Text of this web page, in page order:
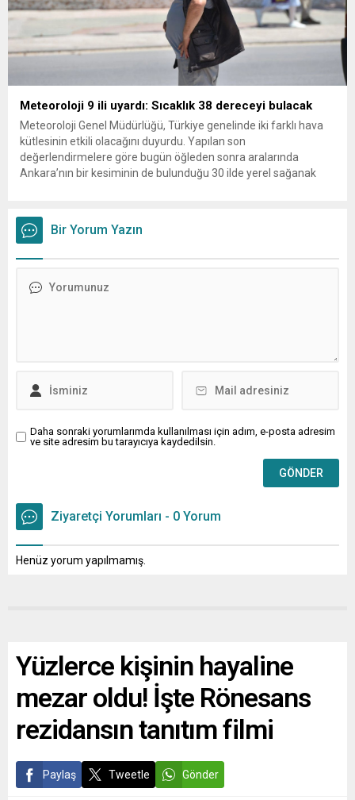
Meteoroloji 9 ili uyardı: Sıcaklık 38 dereceyi bulacak
Meteoroloji Genel Müdürlüğü, Türkiye genelinde iki farklı hava
kütlesinin etkili olacağını duyurdu. Yapılan son
değerlendirmelere göre bugün öğleden sonra aralarında
Ankara’nın bir kesiminin de bulunduğu 30 ilde yerel sağanak
üzerine çıkarak yaz değerlerine ulaşacak. Ayrıca...
Bir Yorum Yazın
Daha sonraki yorumlarımda kullanılması için adım, e-posta adresim
ve site adresim bu tarayıcıya kaydedilsin.
Ziyaretçi Yorumları - 0 Yorum
Henüz yorum yapılmamış.
Yüzlerce kişinin hayaline
mezar oldu! İşte Rönesans
rezidansın tanıtım filmi
Paylaş Tweetle Gönder